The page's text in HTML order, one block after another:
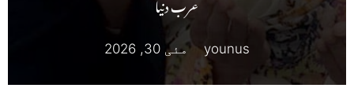
younus مئی 30, 2026